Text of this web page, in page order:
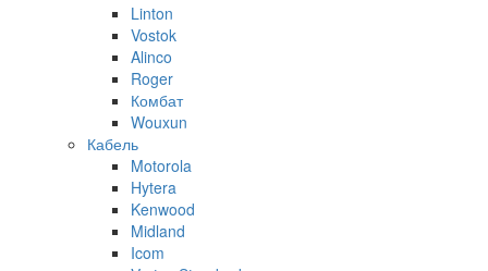
Linton
Vostok
Alinco
Roger
Комбат
Wouxun
Кабель
Motorola
Hytera
Kenwood
Midland
Icom